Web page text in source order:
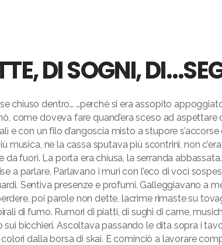
DI SOGNI,
chiuso dentro… …perché si era assopito
come doveva fare quand’era sceso ad aspettare
e con un filo d’angoscia misto a stupore s’accorse
musica, ne la cassa sputava più scontrini, non
da fuori. La porta era chiusa, la serranda
a parlare. Parlavano i muri con l’eco di voci
Sentiva presenze e profumi. Galleggiavano a
poi parole non dette, lacrime rimaste su
di fumo. Rumori di piatti, di sughi di carne,
sui bicchieri. Ascoltava passando le dita sopra i
colori dalla borsa di skai. E cominciò a lavorare